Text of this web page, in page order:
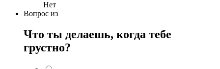
Нет
Вопрос из
Что ты делаешь, когда тебе
грустно?